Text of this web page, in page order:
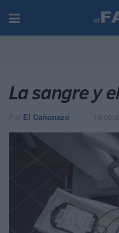
La sangre y
Por El Cañonazo 19/09/